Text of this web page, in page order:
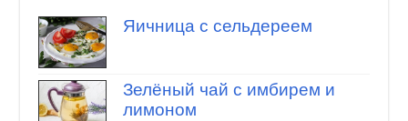
Яичница с сельдереем
Зелёный чай с имбирем и
лимоном